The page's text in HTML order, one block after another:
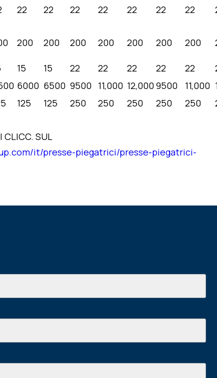
22 22 22 22 22 22 22
200 200 200 200 200 200 200
15 15 22 22 22 22 22
6000 6500 9500 11,000 12,0009500 11,000
125 125 250 250 250 250 250
CLICC. SUL
it/presse-piegatrici/presse-piegatrici-